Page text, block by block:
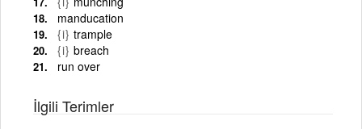
manducation
{i} trample
{i} breach
run over
İlgili Terimler